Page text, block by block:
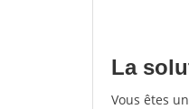
La
Vous êtes